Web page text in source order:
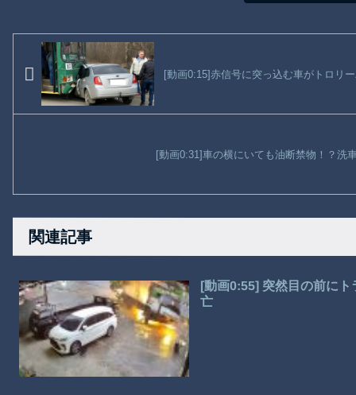
[動画0:15]赤信号に突っ込む車がトロリ
[動画0:31]車の横にいても油断禁物！？洗
関連記事
[動画0:55] 突然目の前に
亡